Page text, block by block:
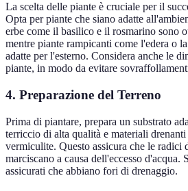
La scelta delle piante è cruciale per il
Opta per piante che siano adatte
erbe come il basilico e il rosmarino sono
mentre piante rampicanti come l'edera o
adatte per l'esterno. Considera anche le
piante, in modo da evitare
4. Preparazione del Terreno
Prima di piantare, prepara un substrato
terriccio di alta qualità e materiali
vermiculite. Questo assicura che le radici
marciscano a causa dell'eccesso d'acqua.
assicurati che abbiano fori di drenaggio.